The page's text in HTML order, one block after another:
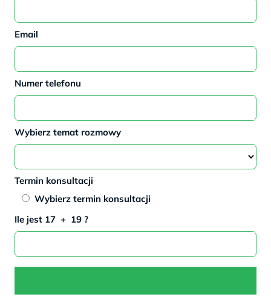
Email
Numer telefonu
Wybierz temat rozmowy
Termin konsultacji
Wybierz termin konsultacji
Ile jest 17 + 19 ?